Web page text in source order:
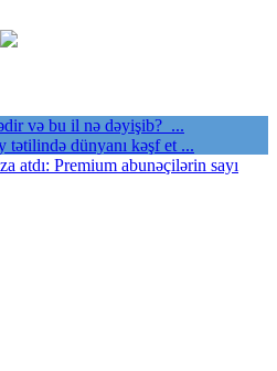
və bu il nə dəyişib? ...
dünyanı kəşf et ...
atdı: Premium abunəçilərin sayı